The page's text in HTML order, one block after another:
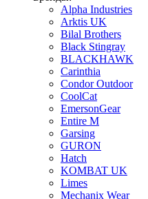
Alpha Industries
Arktis UK
Bilal Brothers
Black Stingray
BLACKHAWK
Carinthia
Condor Outdoor
CoolCat
EmersonGear
Entire M
Garsing
GURON
Hatch
KOMBAT UK
Limes
Mechanix Wear